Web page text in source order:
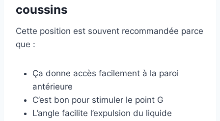
coussins
Cette position est souvent recommandée parce
que :
Ça donne accès facilement à la paroi
antérieure
C’est bon pour stimuler le point G
L’angle facilite l’expulsion du liquide